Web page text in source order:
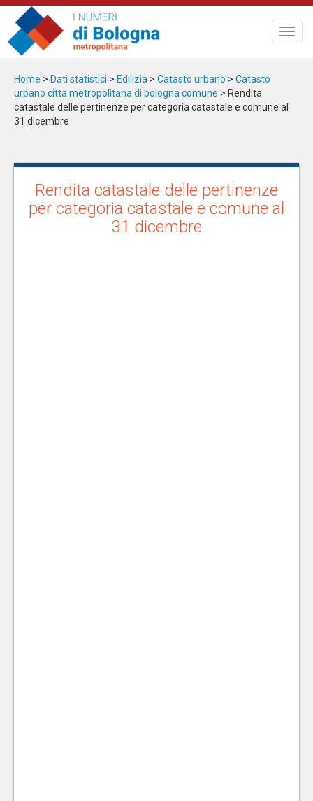
Salta
contenuto
principale
Home > Dati statistici > Edilizia > Catasto urbano > Catasto
urbano citta metropolitana di bologna comune > Rendita
catastale delle pertinenze per categoria catastale e comune al
31 dicembre
Rendita catastale delle pertinenze
per categoria catastale e comune al
31 dicembre